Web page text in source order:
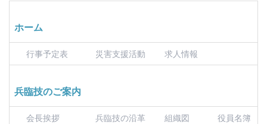
ホーム
行事予定表 災害支援活動 求人情報
兵臨技のご案内
会長挨拶 兵臨技の沿革 組織図 役員名簿